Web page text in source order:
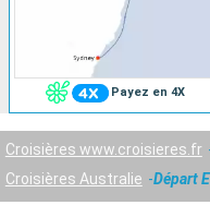
Payez en 4X
Croisières www.croisieres.fr
Croisières Australie
Départ